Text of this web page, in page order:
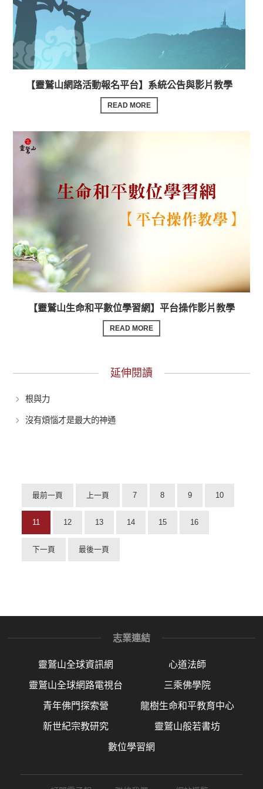
【靈鷲山網路活動報名平台】系統公告與影片教學
READ MORE
【靈鷲山生命和平數位學習網】平台操作影片教學
READ MORE
延伸閱讀
根與力
沒有煩惱才是最大的神通
最前一頁 上一頁 7 8 9 10
11 12 13 14 15 16
下一頁 最後一頁
志業連結
靈鷲山全球資訊網 心道法師
靈鷲山全球網路電視台 三乘佛學院
青年佛門探索營 龍樹生命和平教育中心
新世紀宗教研究 靈鷲山般若書坊
數位學習網